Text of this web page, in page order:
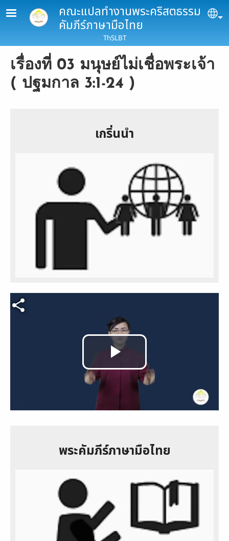
Skip to main contentคณะแปลทำงานพระคริสตธรรม
คัมภีร์ภาษามือไทย
ThSLBT
เรื่องที่ 03 มนุษย์ไม่เชื่อพระเจ้า
( ปฐมกาล 3:1-24 )
เกริ่นนำ
Video file
Play
Video
พระคัมภีร์ภาษามือไทย